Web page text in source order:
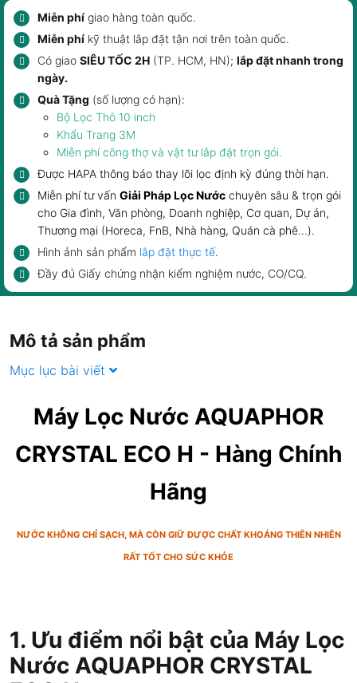
Miễn phí giao hàng toàn quốc.
Miễn phí kỹ thuật lắp đặt tận nơi trên toàn quốc.
Có giao SIÊU TỐC 2H (TP. HCM, HN); lắp đặt nhanh trong
ngày.
Quà Tặng (số lượng có hạn):
Bộ Lọc Thô 10 inch
Khẩu Trang 3M
Miễn phí công thợ và vật tư lắp đặt trọn gói.
Được HAPA thông báo thay lõi lọc định kỳ đúng thời hạn.
Miễn phí tư vấn Giải Pháp Lọc Nước chuyên sâu & trọn gói
cho Gia đình, Văn phòng, Doanh nghiệp, Cơ quan, Dự án,
Thương mại (Horeca, FnB, Nhà hàng, Quán cà phê...).
Hình ảnh sản phẩm lắp đặt thực tế.
Đầy đủ Giấy chứng nhận kiểm nghiệm nước, CO/CQ.
Mô tả sản phẩm
Mục lục bài viết
Máy Lọc Nước AQUAPHOR
CRYSTAL ECO H - Hàng Chính
Hãng
NƯỚC KHÔNG CHỈ SẠCH, MÀ CÒN GIỮ ĐƯỢC CHẤT KHOÁNG THIÊN NHIÊN
RẤT TỐT CHO SỨC KHỎE
1. Ưu điểm nổi bật của Máy Lọc
Nước AQUAPHOR CRYSTAL